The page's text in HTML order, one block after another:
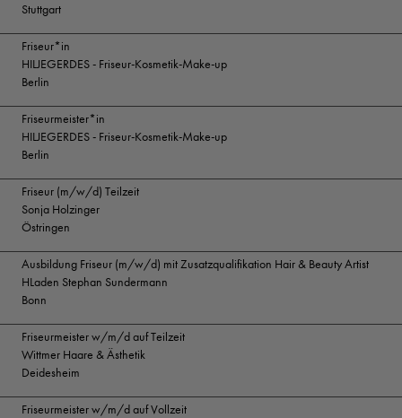
Stuttgart
Friseur*in
HILJEGERDES - Friseur-Kosmetik-Make-up
Berlin
Friseurmeister*in
HILJEGERDES - Friseur-Kosmetik-Make-up
Berlin
Friseur (m/w/d) Teilzeit
Sonja Holzinger
Östringen
Ausbildung Friseur (m/w/d) mit Zusatzqualifikation Hair & Beauty Artist
HLaden Stephan Sundermann
Bonn
Friseurmeister w/m/d auf Teilzeit
Wittmer Haare & Ästhetik
Deidesheim
Friseurmeister w/m/d auf Vollzeit